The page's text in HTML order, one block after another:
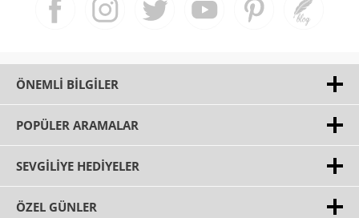
ÖNEMLI BILGILER
POPÜLER ARAMALAR
SEVGILIYE HEDIYELER
ÖZEL GÜNLER